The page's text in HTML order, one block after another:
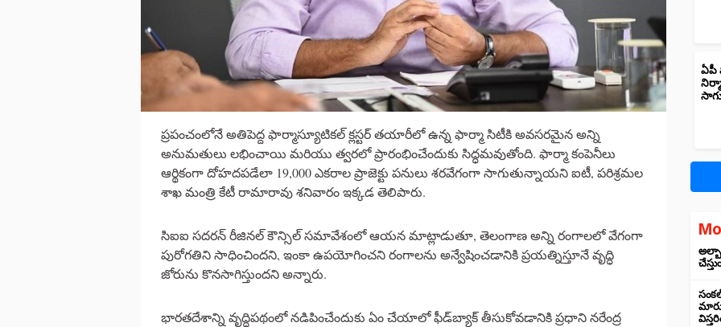
ప్రపంచంలోనే అతిపెద్ద ఫార్మాస్యూటికల్ క్లస్టర్ తయారీలో ఉన్న ఫార్మా సిటీకి అవసరమైన అన్ని
అనుమతులు లభించాయి మరియు త్వరలో ప్రారంభించేందుకు సిద్ధమవుతోంది. ఫార్మా కంపెనీలు
ఆర్థికంగా దోహదపడేలా 19,000 ఎకరాల ప్రాజెక్టు పనులు శరవేగంగా సాగుతున్నాయని ఐటీ, పరిశ్రమల
శాఖ మంత్రి కేటీ రామారావు శనివారం ఇక్కడ తెలిపారు.
సిఐఐ సదరన్ రీజినల్ కౌన్సిల్ సమావేశంలో ఆయన మాట్లాడుతూ, తెలంగాణ అన్ని రంగాలలో వేగంగా
పురోగతిని సాధించిందని, ఇంకా ఉపయోగించని రంగాలను అన్వేషించడానికి ప్రయత్నిస్తూనే వృద్ధి
జోరును కొనసాగిస్తుందని అన్నారు.
భారతదేశాన్ని వృద్ధిపథంలో నడిపించేందుకు ఏం చేయాలో ఫీడ్‌బ్యాక్ తీసుకోవడానికి ప్రధాని నరేంద్ర
ఏపీ